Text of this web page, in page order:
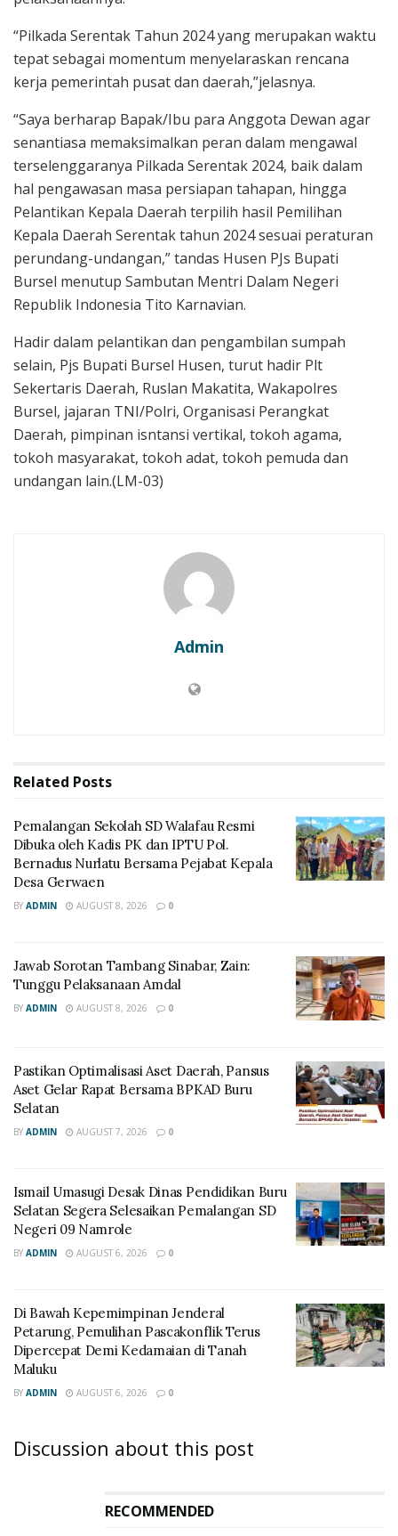
“Pilkada Serentak Tahun 2024 yang merupakan waktu
tepat sebagai momentum menyelaraskan rencana
kerja pemerintah pusat dan daerah,”jelasnya.
“Saya berharap Bapak/Ibu para Anggota Dewan agar
senantiasa memaksimalkan peran dalam mengawal
terselenggaranya Pilkada Serentak 2024, baik dalam
hal pengawasan masa persiapan tahapan, hingga
Pelantikan Kepala Daerah terpilih hasil Pemilihan
Kepala Daerah Serentak tahun 2024 sesuai peraturan
perundang-undangan,” tandas Husen PJs Bupati
Bursel menutup Sambutan Mentri Dalam Negeri
Republik Indonesia Tito Karnavian.
Hadir dalam pelantikan dan pengambilan sumpah
selain, Pjs Bupati Bursel Husen, turut hadir Plt
Sekertaris Daerah, Ruslan Makatita, Wakapolres
Bursel, jajaran TNI/Polri, Organisasi Perangkat
Daerah, pimpinan isntansi vertikal, tokoh agama,
tokoh masyarakat, tokoh adat, tokoh pemuda dan
undangan lain.(LM-03)
Admin
Related Posts
Pemalangan Sekolah SD Walafau Resmi
Dibuka oleh Kadis PK dan IPTU Pol.
Bernadus Nurlatu Bersama Pejabat Kepala
Desa Gerwaen
BY ADMIN AUGUST 8, 2026 0
Jawab Sorotan Tambang Sinabar, Zain:
Tunggu Pelaksanaan Amdal
BY ADMIN AUGUST 8, 2026 0
Pastikan Optimalisasi Aset Daerah, Pansus
Aset Gelar Rapat Bersama BPKAD Buru
Selatan
BY ADMIN AUGUST 7, 2026 0
Ismail Umasugi Desak Dinas Pendidikan Buru
Selatan Segera Selesaikan Pemalangan SD
Negeri 09 Namrole
BY ADMIN AUGUST 6, 2026 0
Di Bawah Kepemimpinan Jenderal
Petarung, Pemulihan Pascakonflik Terus
Dipercepat Demi Kedamaian di Tanah
Maluku
BY ADMIN AUGUST 6, 2026 0
Discussion about this post
RECOMMENDED